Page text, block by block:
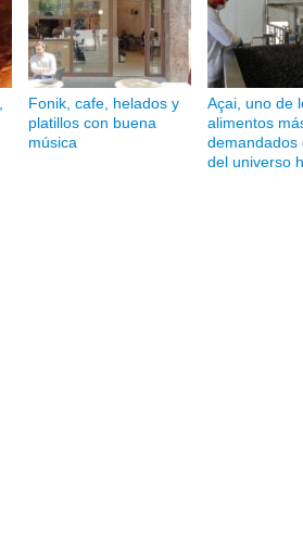
Fonik, cafe, helados y
platillos con buena
música
Açai, uno de
alimentos
demandados
del universo